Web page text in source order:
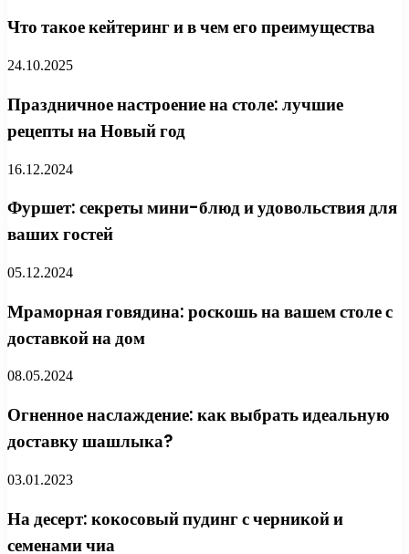
Что такое кейтеринг и в чем его преимущества
24.10.2025
Праздничное настроение на столе: лучшие
рецепты на Новый год
16.12.2024
Фуршет: секреты мини-блюд и удовольствия для
ваших гостей
05.12.2024
Мраморная говядина: роскошь на вашем столе с
доставкой на дом
08.05.2024
Огненное наслаждение: как выбрать идеальную
доставку шашлыка?
03.01.2023
На десерт: кокосовый пудинг с черникой и
семенами чиа